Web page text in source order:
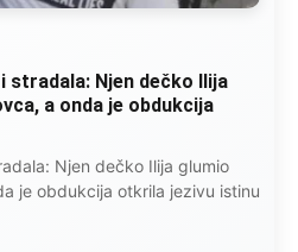
stradala: Njen dečko Ilija
a onda je obdukcija
Njen dečko Ilija glumio
je obdukcija otkrila jezivu istinu